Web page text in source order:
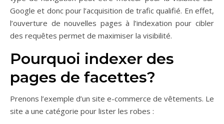
Google et donc pour l’acquisition de trafic qualifié. En effet,
l’ouverture de nouvelles pages à l’indexation pour cibler
des requêtes permet de maximiser la visibilité.
Pourquoi indexer des
pages de facettes?
Prenons l’exemple d’un site e-commerce de vêtements. Le
site a une catégorie pour lister les robes :